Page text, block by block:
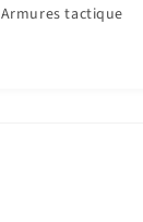
Armures tactique